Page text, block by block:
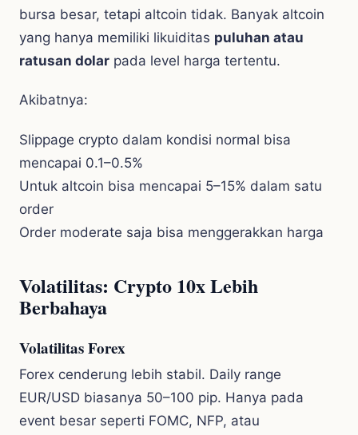
bursa besar, tetapi altcoin tidak. Banyak altcoin
yang hanya memiliki likuiditas puluhan atau
ratusan dolar pada level harga tertentu.
Akibatnya:
Slippage crypto dalam kondisi normal bisa
mencapai 0.1–0.5%
Untuk altcoin bisa mencapai 5–15% dalam satu
order
Order moderate saja bisa menggerakkan harga
Volatilitas: Crypto 10x Lebih
Berbahaya
Volatilitas Forex
Forex cenderung lebih stabil. Daily range
EUR/USD biasanya 50–100 pip. Hanya pada
event besar seperti FOMC, NFP, atau